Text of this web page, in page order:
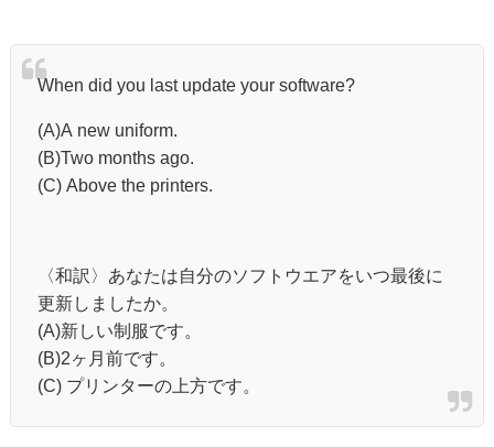
When did you last update your software?
(A)A new uniform.
(B)Two months ago.
(C) Above the printers.
〈和訳〉あなたは自分のソフトウエアをいつ最後に
更新しましたか。
(A)新しい制服です。
(B)2ヶ月前です。
(C) プリンターの上方です。